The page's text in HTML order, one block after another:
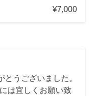
¥7,000
うございました。
は宜しくお願い致